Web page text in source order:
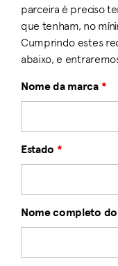
parceira é preciso
que tenham, no
Cumprindo estes
abaixo, e
Nome da marca *
Estado *
Nome completo